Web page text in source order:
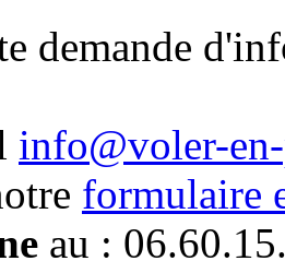
demande
info@voler-
formulaire
au :